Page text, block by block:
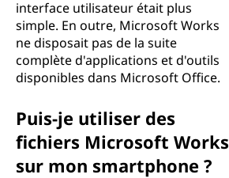
interface utilisateur était plus
simple. En outre, Microsoft Works
ne disposait pas de la suite
complète d'applications et d'outils
disponibles dans Microsoft Office.
Puis-je utiliser des
fichiers Microsoft Works
sur mon smartphone ?